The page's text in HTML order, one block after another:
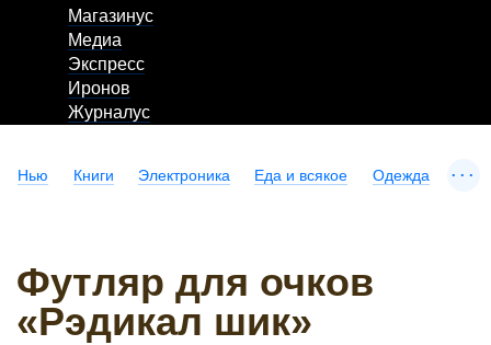
Магазинус
Медиа
Экспресс
Иронов
Журналус
Нью Книги Электроника Еда и всякое Одежда ...
Футляр для очков
«Рэдикал шик»